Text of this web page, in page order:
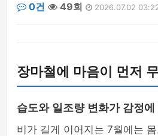
0건
49회 2026.07.02
장마철에 마음이 먼저
습도와 일조량 변화가 감정
비가 길게 이어지는 7월에는